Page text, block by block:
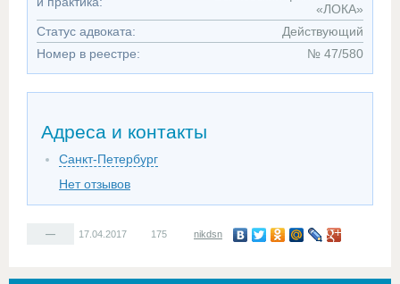
«ЛОКА»
Статус адвоката:
Действующий
Номер в реестре:
№ 47/580
Адреса и контакты
Санкт-Петербург
Нет отзывов
— 17.04.2017 175 nikdsn